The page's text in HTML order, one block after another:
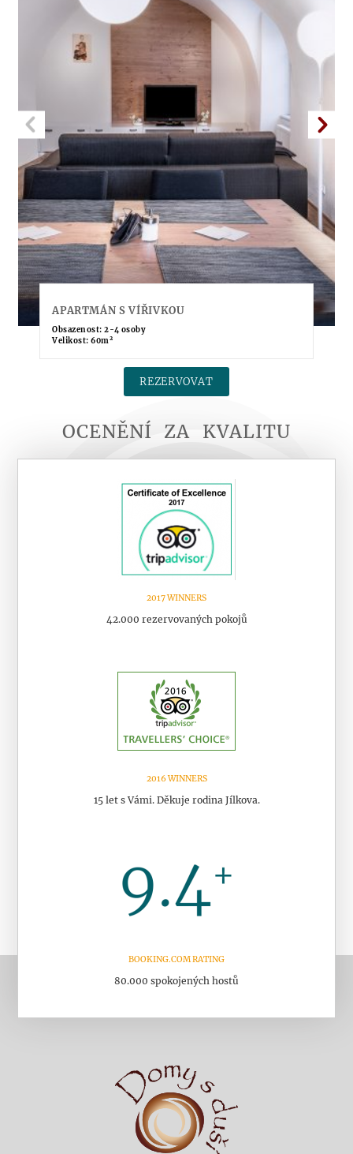
APARTMÁN S VÍŘIVKOU
Obsazenost: 2-4 osoby
Velikost: 60m2
REZERVOVAT
OCENĚNÍ ZA KVALITU
2017 WINNERS
42.000 rezervovaných pokojů
2016 WINNERS
15 let s Vámi. Děkuje rodina Jílkova.
BOOKING.COM RATING
80.000 spokojených hostů